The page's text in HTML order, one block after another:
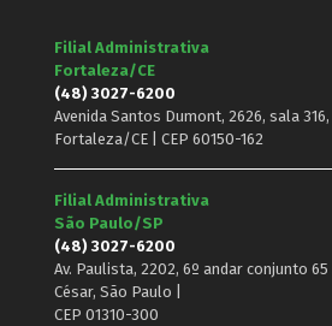
Filial Administrativa
Fortaleza/CE
(48) 3027-6200
Avenida Santos Dumont, 2626, sala
Fortaleza/CE | CEP 60150-162
Filial Administrativa
São Paulo/SP
(48) 3027-6200
Av. Paulista, 2202, 6º andar conjunto
César, São Paulo |
CEP 01310-300